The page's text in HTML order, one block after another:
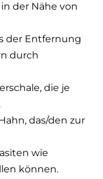
der Nähe von
der Entfernung
durch
die je
das/den zur
wie
können.